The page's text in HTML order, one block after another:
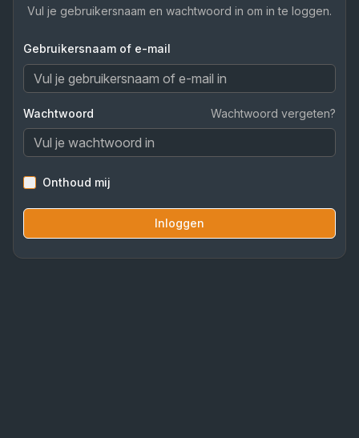
Vul je gebruikersnaam en wachtwoord in om in te loggen.
Gebruikersnaam of e-mail
Wachtwoord Wachtwoord vergeten?
Onthoud mij
Inloggen